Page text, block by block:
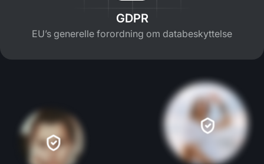
GDPR
EU’s generelle forordning om databeskyttelse